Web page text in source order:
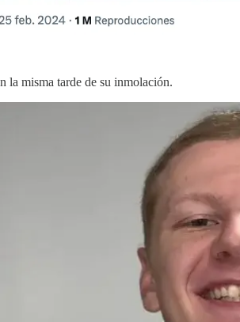
la misma tarde de su inmolación.